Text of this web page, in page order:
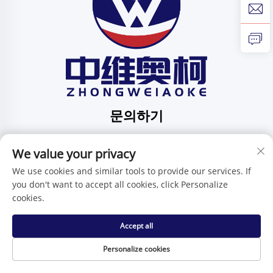
문의하기
Add: 중국 광둥성 선전시 핑디 가오위안구 핑디 커뮤니티
화펑 가도 1번지 201호
전화번호:+86-15986647296
이메일:[email protected]
저작권 © 선전 중웨이아오크 기술 유한회사 -
책
We value your privacy
We use cookies and similar tools to provide our services. If
you don't want to accept all cookies, click Personalize
cookies.
Personalize cookies
Accept all